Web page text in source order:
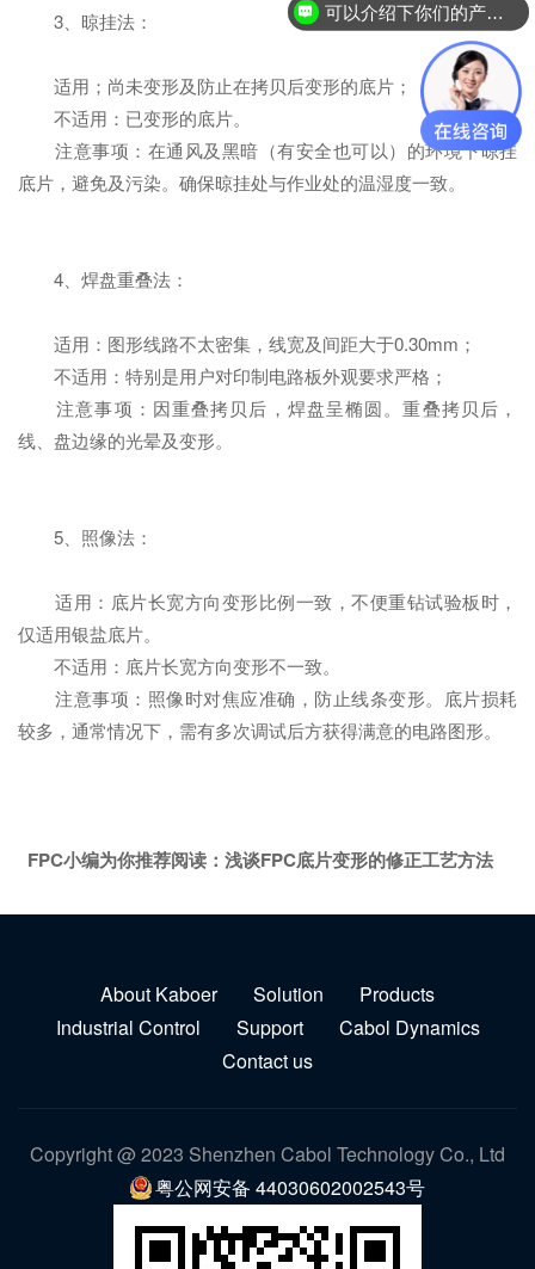
3、晾挂法：
适用；尚未变形及防止在拷贝后变形的底片；
不适用：已变形的底片。
注意事项：在通风及黑暗（有安全也可以）的环境下晾挂
底片，避免及污染。确保晾挂处与作业处的温湿度一致。
4、焊盘重叠法：
适用：图形线路不太密集，线宽及间距大于0.30mm；
不适用：特别是用户对印制电路板外观要求严格；
注意事项：因重叠拷贝后，焊盘呈椭圆。重叠拷贝后，
线、盘边缘的光晕及变形。
5、照像法：
适用：底片长宽方向变形比例一致，不便重钻试验板时，
仅适用银盐底片。
不适用：底片长宽方向变形不一致。
注意事项：照像时对焦应准确，防止线条变形。底片损耗
较多，通常情况下，需有多次调试后方获得满意的电路图形。
FPC小编为你推荐阅读： 浅谈FPC底片变形的修正工艺方法
About Kaboer Solution
Products
Industrial Control
Support
Cabol Dynamics
Contact us
Copyright @ 2023 Shenzhen Cabol Technology Co., Ltd
粤公网安备 44030602002543号
可以介绍下你们的产品么？